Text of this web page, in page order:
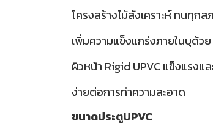
โครงสร้างไม้สังเคราะห์ ทนทุก
เพิ่มความแข็งแกร่งภายในบุด้ว
ผิวหน้า Rigid UPVC แข็งแรง
ง่ายต่อการทำความสะอาด
ขนาดประตูUPVC